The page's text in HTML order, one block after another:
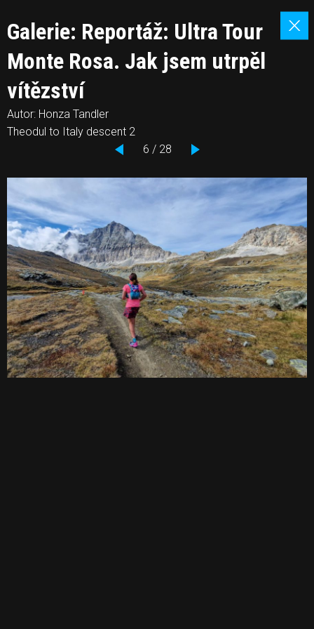
Galerie: Reportáž: Ultra Tour
Monte Rosa. Jak jsem utrpěl
vítězství
Autor: Honza Tandler
Theodul to Italy descent 2
6 / 28